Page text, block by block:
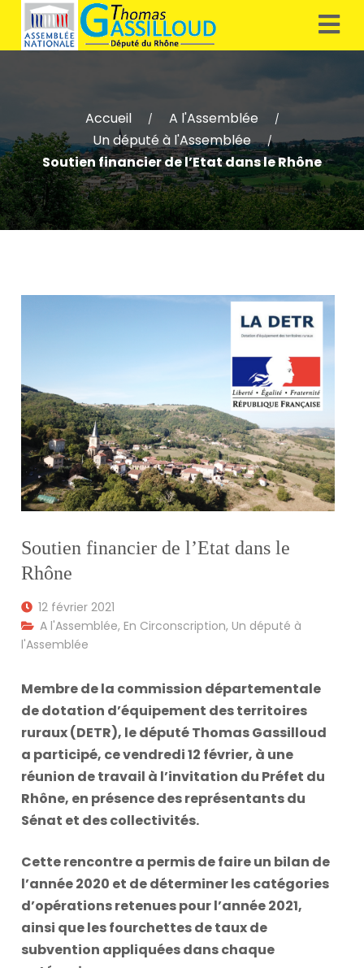
Accueil / A l'Assemblée /
Un député à l'Assemblée /
Soutien financier de l’Etat dans le Rhône
Soutien financier de l’Etat dans le
Rhône
12 février 2021
A l'Assemblée,En Circonscription,Un député à
l'Assemblée
Membre de la commission départementale
de dotation d’équipement des territoires
ruraux (DETR), le député Thomas Gassilloud
a participé, ce vendredi 12 février, à une
réunion de travail à l’invitation du Préfet du
Rhône, en présence des représentants du
Sénat et des collectivités.
Cette rencontre a permis de faire un bilan de
l’année 2020 et de déterminer les catégories
d’opérations retenues pour l’année 2021,
ainsi que les fourchettes de taux de
subvention appliquées dans chaque